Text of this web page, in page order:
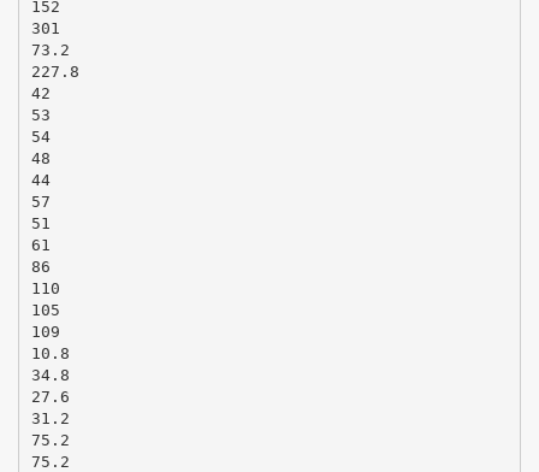
152
301
73.2
227.8
42
53
54
48
44
57
51
61
86
110
105
109
10.8
34.8
27.6
31.2
75.2
75.2